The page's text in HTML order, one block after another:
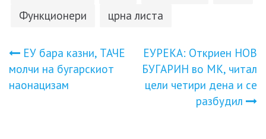
Функционери
црна листа
Навигација
на
ЕУ бара казни, ТАЧЕ
молчи на бугарскиот
наонацизам
EУPEKА: Откриен НОВ
БУГAPИН во МК, читал
цели четири дена и се
разбудил